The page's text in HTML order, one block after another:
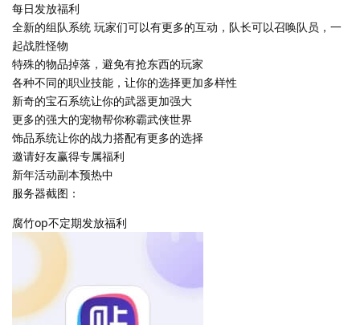
每日发放福利
全新的组队系统 玩家们可以有更多的互动，队长可以召唤队员，一
起战胜怪物
特殊的物品掉落，避免有抢东西的玩家
各种不同的职业技能，让你的选择更加多样性
新奇的宝石系统让你的武器更加强大
更多的强大的宠物帮你称霸武侠世界
饰品系统让你的战力搭配有更多的选择
邀请好友赢得专属福利
新年活动副本预热中
服务器截图：
腐竹op不定期发放福利